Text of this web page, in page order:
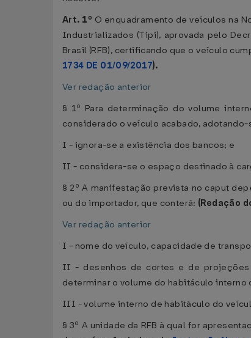
Art. 1º O enquadramento de veículos na
Industrializados (Tipi), aprovada pelo
Brasil (RFB), certificando que o veículo
1734 DE 01/09/2017).
Ver redação anterior
§ 1º Para determinação do volume
considerado o veículo acabado,
I - ignora-se a existência dos bancos; e
II - considera-se o espaço destinado à
§ 2º A manifestação prevista no caput
ou do importador, que conterá: (Redação
Ver redação anterior
I - nome do veículo, capacidade de
II - desenhos de cortes e de projeções
determinar o volume do habitáculo interno
III - volume interno de habitáculo do
§ 3º A unidade da RFB à qual for